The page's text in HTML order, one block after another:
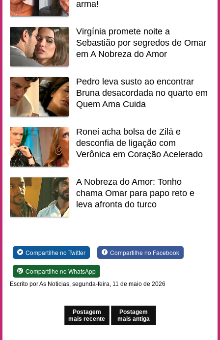
arma!
Virgínia promete noite a
Sebastião por segredos de Omar
em A Nobreza do Amor
Pedro leva susto ao encontrar
Bruna desacordada no quarto em
Quem Ama Cuida
Ronei acha bolsa de Zilá e
desconfia de ligação com
Verônica em Coração Acelerado
A Nobreza do Amor: Tonho
chama Omar para papo reto e
leva afronta do turco
Compartilhe no Twitter Compartilhe no Facebook
Compartilhe no WhatsApp
Escrito por As Noticias, segunda-feira, 11 de maio de 2026
Postagem
mais recente
Postagem
mais antiga